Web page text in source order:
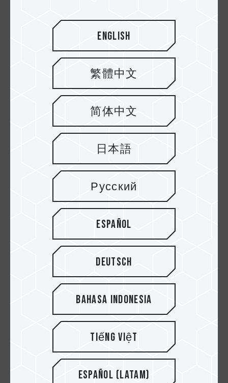
10.MAR.2021
¿La frecuencia de la memoria afecta el
FPS del juego? 3 Games Tested (Part I)
10.JAN.2021
¿Qué SSD PCIe M.2 de TEAMGROUP es
English
繁體中文
简体中文
日本語
Русский
Español
Deutsch
Bahasa Indonesia
Tiếng Việt
Español (Latam)